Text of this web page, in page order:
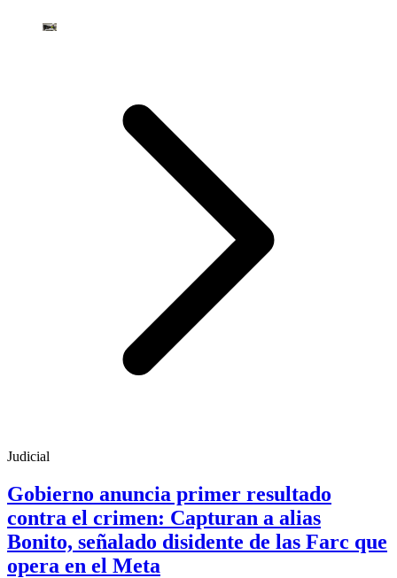
Judicial
Gobierno anuncia primer resultado
contra el crimen: Capturan a alias
Bonito, señalado disidente de las Farc que
opera en el Meta